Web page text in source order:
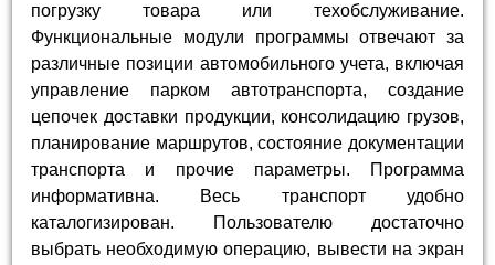
погрузку товара или техобслуживание.
Функциональные модули программы отвечают за
различные позиции автомобильного учета, включая
управление парком автотранспорта, создание
цепочек доставки продукции, консолидацию грузов,
планирование маршрутов, состояние документации
транспорта и прочие параметры. Программа
информативна. Весь транспорт удобно
каталогизирован. Пользователю достаточно
выбрать необходимую операцию, вывести на экран